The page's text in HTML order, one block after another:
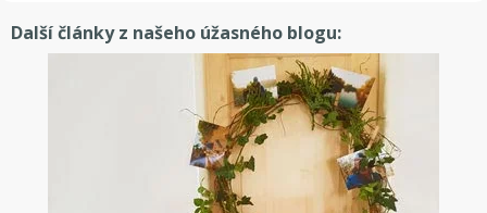
Další články z našeho úžasného blogu: